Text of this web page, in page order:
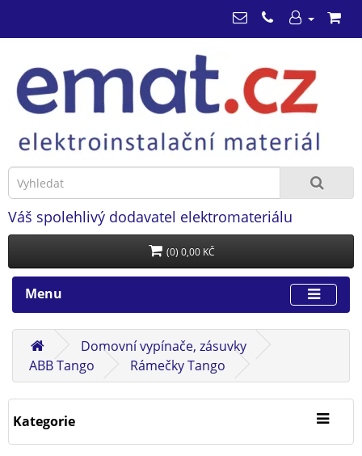
Váš spolehlivý dodavatel elektromateriálu
(0) 0,00 KČ
Menu
Domovní vypínače, zásuvky
ABB Tango
Rámečky Tango
Kategorie